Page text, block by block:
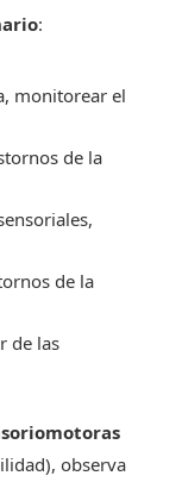
:
monitorear el
de la
de la
de las
observa